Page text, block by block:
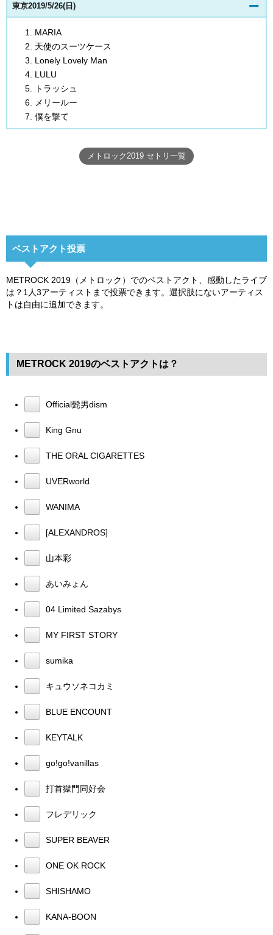
東京2019/5/26(日)
MARIA
天使のスーツケース
Lonely Lovely Man
LULU
トラッシュ
メリールー
僕を撃て
メトロック2019 セトリ一覧
ベストアクト投票
METROCK 2019（メトロック）でのベストアクト、感動したライブ
は？1人3アーティストまで投票できます。選択肢にないアーティス
トは自由に追加できます。
METROCK 2019のベストアクトは？
Official髭男dism
King Gnu
THE ORAL CIGARETTES
UVERworld
WANIMA
[ALEXANDROS]
山本彩
あいみょん
04 Limited Sazabys
MY FIRST STORY
sumika
キュウソネコカミ
BLUE ENCOUNT
KEYTALK
go!go!vanillas
打首獄門同好会
フレデリック
SUPER BEAVER
ONE OK ROCK
SHISHAMO
KANA-BOON